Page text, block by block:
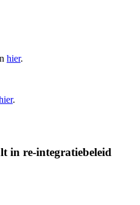
hier.
.
in re-integratiebeleid